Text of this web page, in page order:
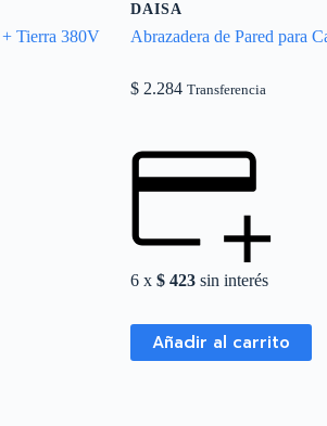
Tierra 380V
DAISA
Abrazadera de Pared para
$ 2.284 Transferencia
6 x$ 423 sin interés
Añadir al carrito